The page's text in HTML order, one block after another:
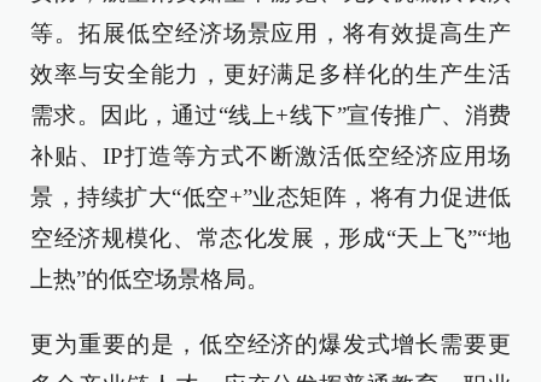
等。拓展低空经济场景应用，将有效提高生产
效率与安全能力，更好满足多样化的生产生活
需求。因此，通过“线上+线下”宣传推广、消费
补贴、IP打造等方式不断激活低空经济应用场
景，持续扩大“低空+”业态矩阵，将有力促进低
空经济规模化、常态化发展，形成“天上飞”“地
上热”的低空场景格局。
更为重要的是，低空经济的爆发式增长需要更